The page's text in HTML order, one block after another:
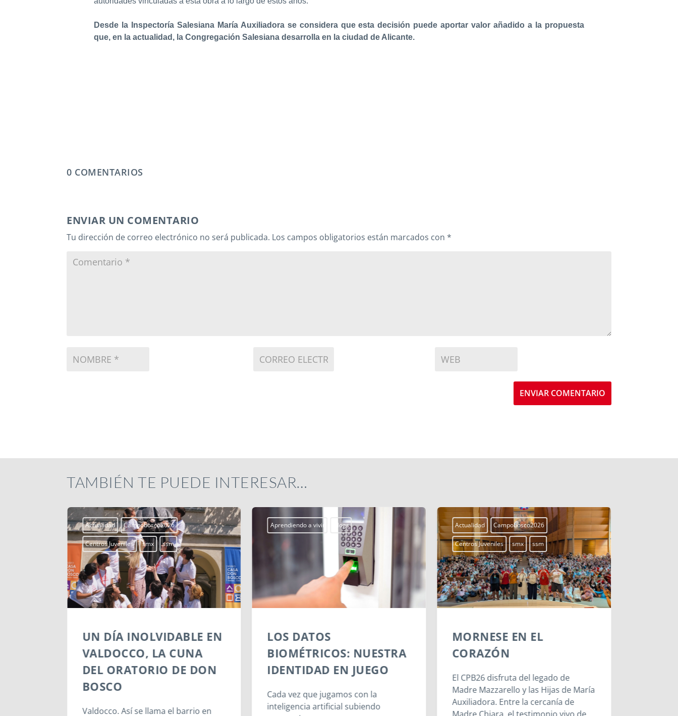
Desde la Inspectoría Salesiana María Auxiliadora se considera que esta decisión puede aportar valor añadido a la propuesta
que, en la actualidad, la Congregación Salesiana desarrolla en la ciudad de Alicante.
0 COMENTARIOS
ENVIAR UN COMENTARIO
Tu dirección de correo electrónico no será publicada. Los campos obligatorios están marcados con *
ENVIAR COMENTARIO
TAMBIÉN TE PUEDE INTERESAR…
Actualidad Campobosco2026
Centros Juveniles smx ssm
UN DÍA INOLVIDABLE EN
VALDOCCO, LA CUNA
DEL ORATORIO DE DON
BOSCO
Valdocco. Así se llama el barrio en
Aprendiendo a vivir Blogs
LOS DATOS
BIOMÉTRICOS: NUESTRA
IDENTIDAD EN JUEGO
Cada vez que jugamos con la
inteligencia artificial subiendo
Actualidad Campobosco2026
Centros Juveniles smx ssm
MORNESE EN EL
CORAZÓN
El CPB26 disfruta del legado de
Madre Mazzarello y las Hijas de María
Auxiliadora. Entre la cercanía de